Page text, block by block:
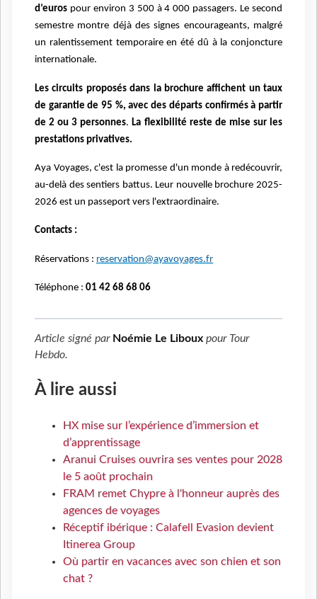
d’euros pour environ 3 500 à 4 000 passagers. Le second
semestre montre déjà des signes encourageants, malgré
un ralentissement temporaire en été dû à la conjoncture
internationale.
Les circuits proposés dans la brochure affichent un taux
de garantie de 95 %, avec des départs confirmés à partir
de 2 ou 3 personnes. La flexibilité reste de mise sur les
prestations privatives.
Aya Voyages, c'est la promesse d'un monde à redécouvrir,
au-delà des sentiers battus. Leur nouvelle brochure 2025-
2026 est un passeport vers l'extraordinaire.
Contacts :
Réservations : reservation@ayavoyages.fr
Téléphone : 01 42 68 68 06
Article signé par Noémie Le Liboux pour Tour
Hebdo.
À lire aussi
HX mise sur l’expérience d’immersion et
d’apprentissage
Aranui Cruises ouvrira ses ventes pour 2028
le 5 août prochain
FRAM remet Chypre à l'honneur auprès des
agences de voyages
Réceptif ibérique : Calafell Evasion devient
Itinerea Group
Où partir en vacances avec son chien et son
chat ?